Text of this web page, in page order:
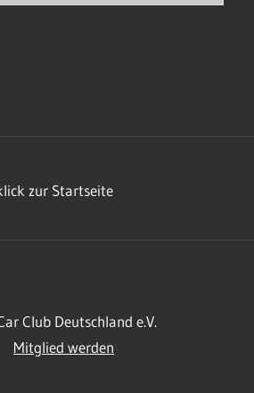
zur Startseite
Club Deutschland e.V.
Mitglied werden